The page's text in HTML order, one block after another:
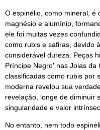
O espinélio, como mineral, é
magnésio e alumínio,
ele foi muitas vezes
como rubis e safiras, devido
considerável dureza. Peças
Príncipe Negro' nas Joias
classificadas como rubis por
moderna revelou sua
revelação, longe de diminuir
singularidade e valor
No entanto, nem todo